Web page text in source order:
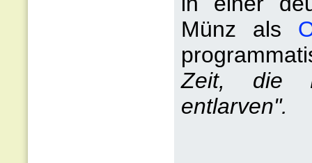
Münz als
Zeit, die
entlarven".